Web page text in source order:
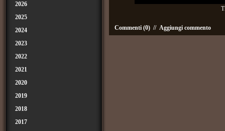
2026
2025
2024
2023
2022
2021
2020
2019
2018
2017
Commenti (0) // Aggiungi commento